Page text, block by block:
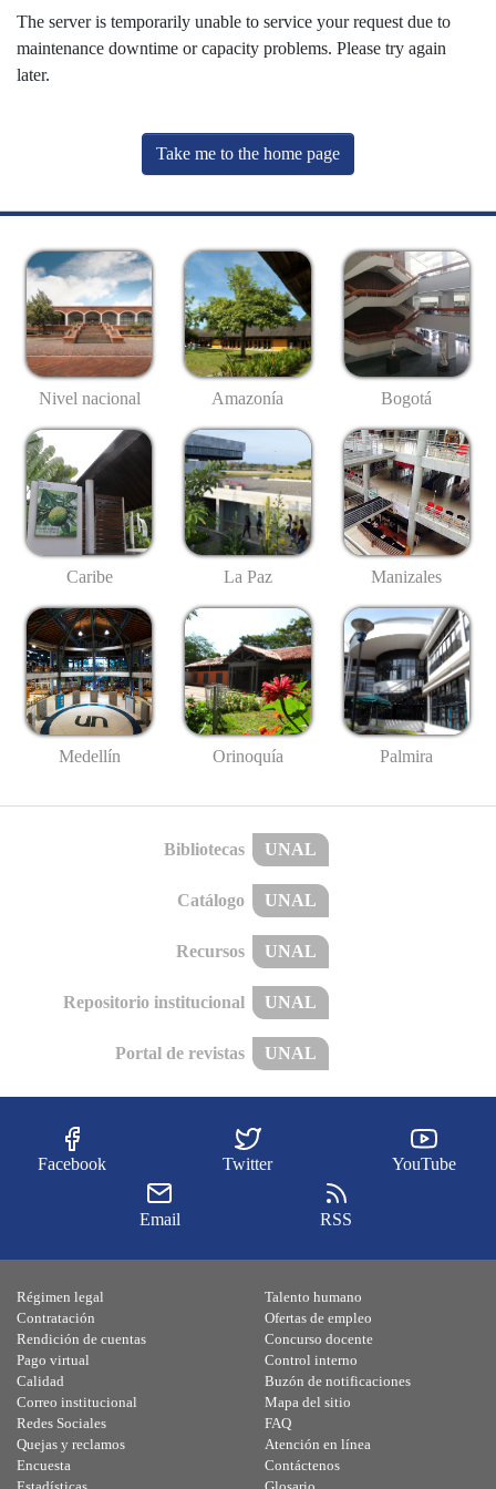
The server is temporarily unable to service your request due to
maintenance downtime or capacity problems. Please try again
later.
Take me to the home page
Nivel nacional Amazonía Bogotá
Caribe La Paz Manizales
Medellín Orinoquía Palmira
Bibliotecas UNAL
Catálogo UNAL
Recursos UNAL
Repositorio institucional UNAL
Portal de revistas UNAL
Facebook Twitter YouTube
Email RSS
Régimen legal
Contratación
Rendición de cuentas
Pago virtual
Calidad
Talento humano
Ofertas de empleo
Concurso docente
Control interno
Buzón de notificaciones
Correo institucional
Redes Sociales
Quejas y reclamos
Encuesta
Mapa del sitio
FAQ
Atención en línea
Contáctenos